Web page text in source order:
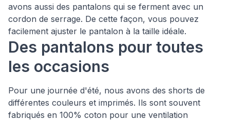
avons aussi des pantalons qui se ferment avec un
cordon de serrage. De cette façon, vous pouvez
facilement ajuster le pantalon à la taille idéale.
Des pantalons pour toutes
les occasions
Pour une journée d'été, nous avons des shorts de
différentes couleurs et imprimés. Ils sont souvent
fabriqués en 100% coton pour une ventilation